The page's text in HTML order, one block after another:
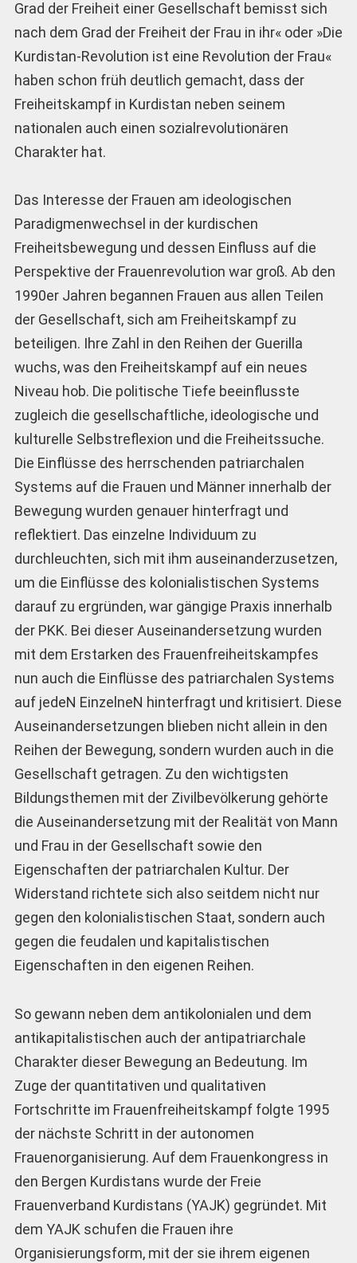
Grad der Freiheit einer Gesellschaft bemisst sich
nach dem Grad der Freiheit der Frau in ihr« oder »Die
Kurdistan-Revolution ist eine Revolution der Frau«
haben schon früh deutlich gemacht, dass der
Freiheitskampf in Kurdistan neben seinem
nationalen auch einen sozialrevolutionären
Charakter hat.
Das Interesse der Frauen am ideologischen
Paradigmenwechsel in der kurdischen
Freiheitsbewegung und dessen Einfluss auf die
Perspektive der Frauenrevolution war groß. Ab den
1990er Jahren begannen Frauen aus allen Teilen
der Gesellschaft, sich am Freiheitskampf zu
beteiligen. Ihre Zahl in den Reihen der Guerilla
wuchs, was den Freiheitskampf auf ein neues
Niveau hob. Die politische Tiefe beeinflusste
zugleich die gesellschaftliche, ideologische und
kulturelle Selbstreflexion und die Freiheitssuche.
Die Einflüsse des herrschenden patriarchalen
Systems auf die Frauen und Männer innerhalb der
Bewegung wurden genauer hinterfragt und
reflektiert. Das einzelne Individuum zu
durchleuchten, sich mit ihm auseinanderzusetzen,
um die Einflüsse des kolonialistischen Systems
darauf zu ergründen, war gängige Praxis innerhalb
der PKK. Bei dieser Auseinandersetzung wurden
mit dem Erstarken des Frauenfreiheitskampfes
nun auch die Einflüsse des patriarchalen Systems
auf jedeN EinzelneN hinterfragt und kritisiert. Diese
Auseinandersetzungen blieben nicht allein in den
Reihen der Bewegung, sondern wurden auch in die
Gesellschaft getragen. Zu den wichtigsten
Bildungsthemen mit der Zivilbevölkerung gehörte
die Auseinandersetzung mit der Realität von Mann
und Frau in der Gesellschaft sowie den
Eigenschaften der patriarchalen Kultur. Der
Widerstand richtete sich also seitdem nicht nur
gegen den kolonialistischen Staat, sondern auch
gegen die feudalen und kapitalistischen
Eigenschaften in den eigenen Reihen.
So gewann neben dem antikolonialen und dem
antikapitalistischen auch der antipatriarchale
Charakter dieser Bewegung an Bedeutung. Im
Zuge der quantitativen und qualitativen
Fortschritte im Frauenfreiheitskampf folgte 1995
der nächste Schritt in der autonomen
Frauenorganisierung. Auf dem Frauenkongress in
den Bergen Kurdistans wurde der Freie
Frauenverband Kurdistans (YAJK) gegründet. Mit
dem YAJK schufen die Frauen ihre
Organisierungsform, mit der sie ihrem eigenen